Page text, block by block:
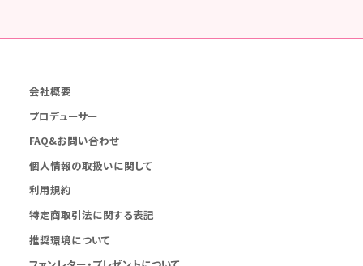
会社概要
プロデューサー
FAQ&お問い合わせ
個人情報の取扱いに関して
利用規約
特定商取引法に関する表記
推奨環境について